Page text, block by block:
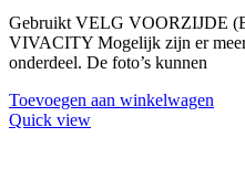
Gebruikt VELG VOORZIJDE
VIVACITY Mogelijk zijn er
onderdeel. De foto’s kunnen
Toevoegen aan winkelwagen
Quick view